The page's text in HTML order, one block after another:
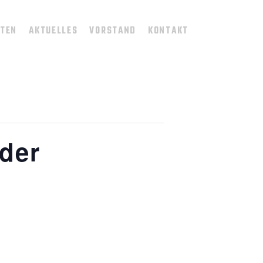
AKTUELLES VORSTAND KONTAKT